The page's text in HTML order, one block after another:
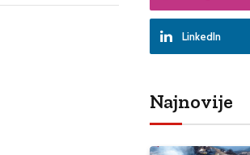
LinkedIn
Najnovije